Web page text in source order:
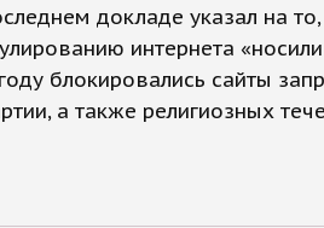
докладе указал на
интернета
блокировались сайты
а также религиозных